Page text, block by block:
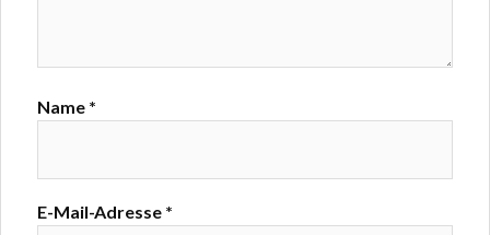
Name *
E-Mail-Adresse *